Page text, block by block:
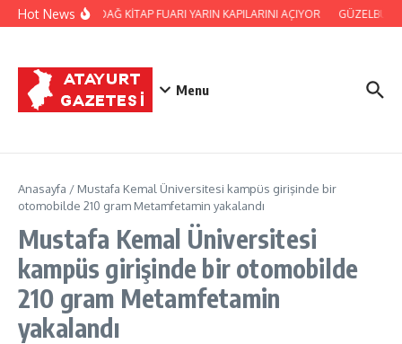
İçeriğe atla
Hot NewsSAMANDAĞ KİTAP FUARI YARIN KAPILARINI AÇIYOR
Menu
Anasayfa / Mustafa Kemal Üniversitesi kampüs girişinde bir
otomobilde 210 gram Metamfetamin yakalandı
Mustafa Kemal Üniversitesi
kampüs girişinde bir otomobilde
210 gram Metamfetamin
yakalandı